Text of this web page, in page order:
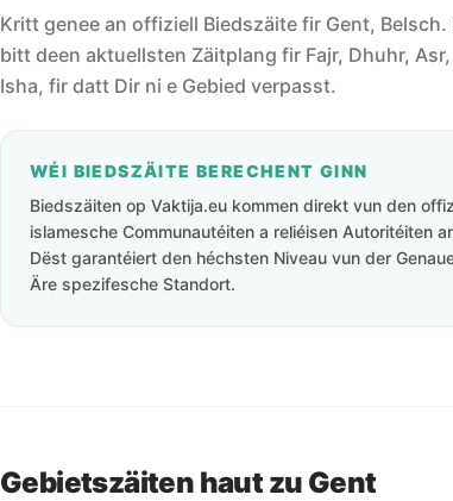
Kritt genee an offiziell Biedszäite fir Gent, Belsch.
bitt deen aktuellsten Zäitplang fir Fajr, Dhuhr,
Isha, fir datt Dir ni e Gebied verpasst.
WÉI BIEDSZÄITE BERECHENT GINN
Biedszäiten op Vaktija.eu kommen direkt vun den
islamesche Communautéiten a reliéisen Autoritéiten
Dëst garantéiert den héchsten Niveau vun der
Äre spezifesche Standort.
Gebietszäiten haut zu Gent